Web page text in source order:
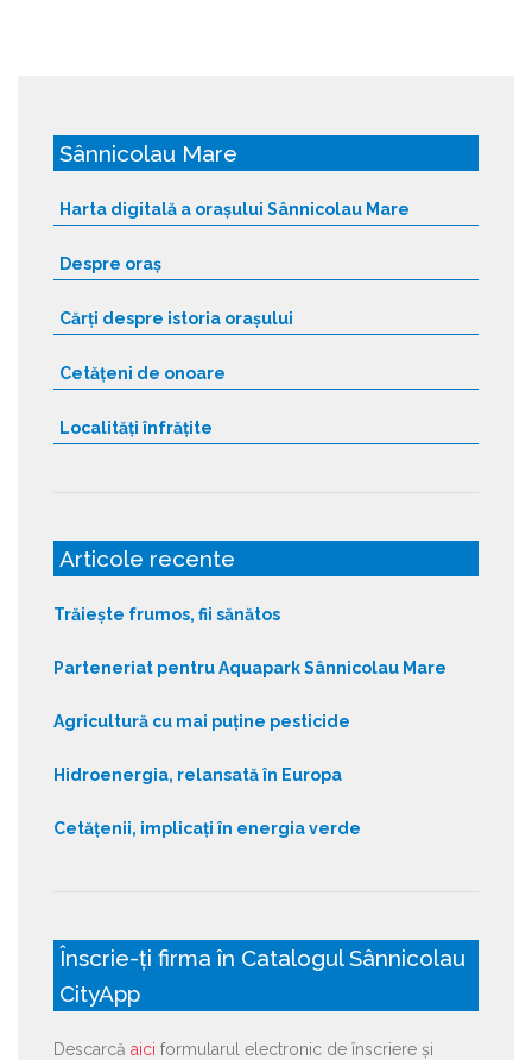
Sânnicolau Mare
Harta digitală a orașului Sânnicolau Mare
Despre oraș
Cărți despre istoria orașului
Cetățeni de onoare
Localități înfrățite
Articole recente
Trăiește frumos, fii sănătos
Parteneriat pentru Aquapark Sânnicolau Mare
Agricultură cu mai puține pesticide
Hidroenergia, relansată în Europa
Cetățenii, implicați în energia verde
Înscrie-ți firma în Catalogul Sânnicolau
CityApp
Descarcă aici formularul electronic de înscriere și